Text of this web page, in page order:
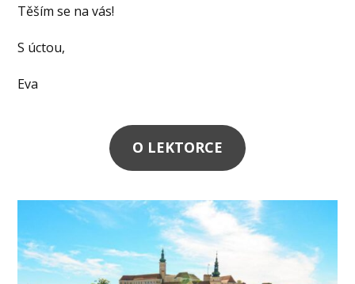
Těším se na vás!
S úctou,
Eva
O LEKTORCE